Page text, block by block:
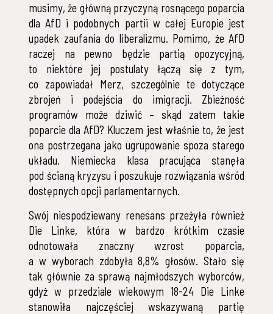
musimy, że główną przyczyną rosnącego poparcia
dla AfD i podobnych partii w całej Europie jest
upadek zaufania do liberalizmu. Pomimo, że AfD
raczej na pewno będzie partią opozycyjną,
to niektóre jej postulaty łączą się z tym,
co zapowiadał Merz, szczególnie te dotyczące
zbrojeń i podejścia do imigracji. Zbieżność
programów może dziwić – skąd zatem takie
poparcie dla AfD? Kluczem jest właśnie to, że jest
ona postrzegana jako ugrupowanie spoza starego
układu. Niemiecka klasa pracująca stanęła
pod ścianą kryzysu i poszukuje rozwiązania wśród
dostępnych opcji parlamentarnych.
Swój niespodziewany renesans przeżyła również
Die Linke, która w bardzo krótkim czasie
odnotowała znaczny wzrost poparcia,
a w wyborach zdobyła 8,8% głosów. Stało się
tak głównie za sprawą najmłodszych wyborców,
gdyż w przedziale wiekowym 18-24 Die Linke
stanowiła najczęściej wskazywaną partię